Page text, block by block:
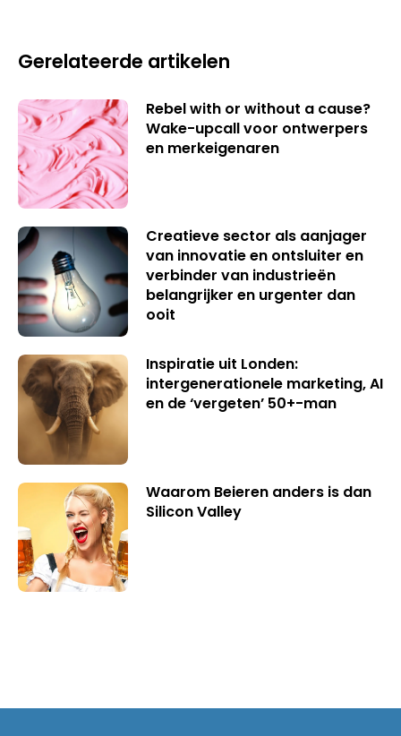
Gerelateerde artikelen
Rebel with or without a cause?
Wake-upcall voor ontwerpers
en merkeigenaren
Creatieve sector als aanjager
van innovatie en ontsluiter en
verbinder van industrieën
belangrijker en urgenter dan
ooit
Inspiratie uit Londen:
intergenerationele marketing, AI
en de ‘vergeten’ 50+-man
Waarom Beieren anders is dan
Silicon Valley